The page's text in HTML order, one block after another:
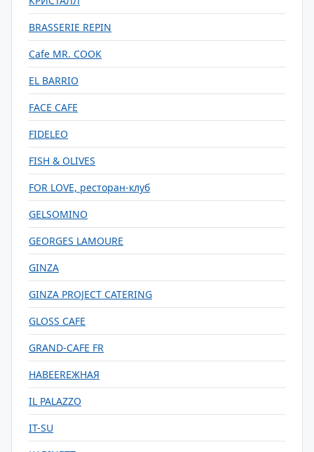
BRASSERIE REPIN
Cafe MR. COOK
EL BARRIO
FACE CAFE
FIDELEO
FISH & OLIVES
FOR LOVE, ресторан-клуб
GELSOMINO
GEORGES LAMOURE
GINZA
GINZA PROJECT CATERING
GLOSS CAFE
GRAND-CAFE FR
HABEERЕЖНАЯ
IL PALAZZO
IT-SU